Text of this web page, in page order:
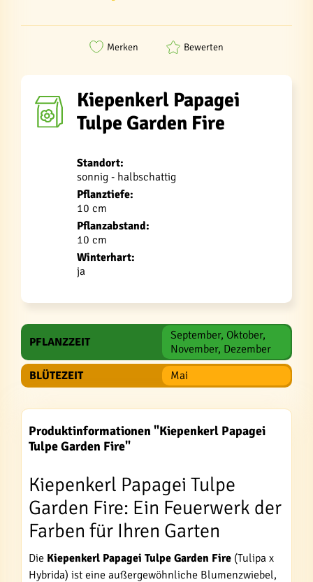
Merken Bewerten
Kiepenkerl Papagei
Tulpe Garden Fire
Standort:
sonnig - halbschattig
Pflanztiefe:
10 cm
Pflanzabstand:
10 cm
Winterhart:
ja
PFLANZZEIT
September, Oktober,
November, Dezember
BLÜTEZEIT
Mai
Produktinformationen "Kiepenkerl Papagei
Tulpe Garden Fire"
Kiepenkerl Papagei Tulpe
Garden Fire: Ein Feuerwerk der
Farben für Ihren Garten
Die Kiepenkerl Papagei Tulpe Garden Fire (Tulipa x
Hybrida) ist eine außergewöhnliche Blumenzwiebel,